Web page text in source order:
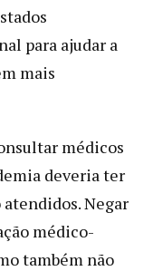
para ajudar a
mais
médicos
deveria ter
Negar
médico-
também não